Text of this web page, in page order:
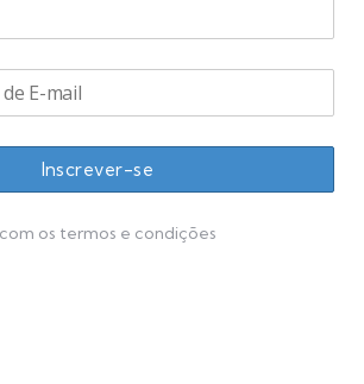
os termos e condições